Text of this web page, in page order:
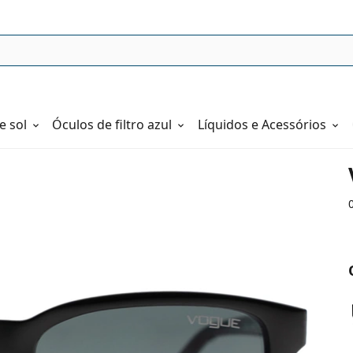
sol Óculos de filtro azul Líquidos e Acessórios